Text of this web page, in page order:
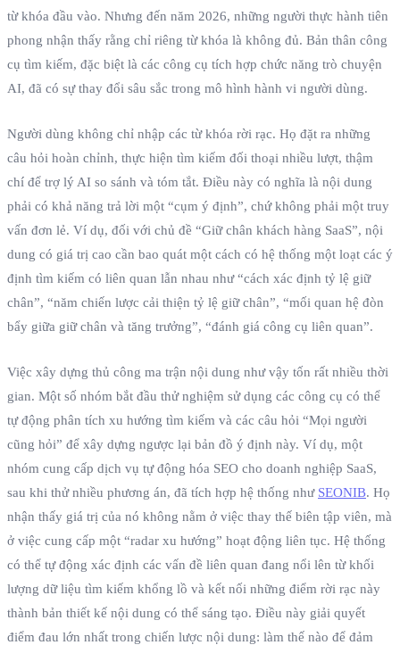
từ khóa đầu vào. Nhưng đến năm 2026, những người thực hành tiên
phong nhận thấy rằng chỉ riêng từ khóa là không đủ. Bản thân công
cụ tìm kiếm, đặc biệt là các công cụ tích hợp chức năng trò chuyện
AI, đã có sự thay đổi sâu sắc trong mô hình hành vi người dùng.
Người dùng không chỉ nhập các từ khóa rời rạc. Họ đặt ra những
câu hỏi hoàn chỉnh, thực hiện tìm kiếm đối thoại nhiều lượt, thậm
chí để trợ lý AI so sánh và tóm tắt. Điều này có nghĩa là nội dung
phải có khả năng trả lời một “cụm ý định”, chứ không phải một truy
vấn đơn lẻ. Ví dụ, đối với chủ đề “Giữ chân khách hàng SaaS”, nội
dung có giá trị cao cần bao quát một cách có hệ thống một loạt các ý
định tìm kiếm có liên quan lẫn nhau như “cách xác định tỷ lệ giữ
chân”, “năm chiến lược cải thiện tỷ lệ giữ chân”, “mối quan hệ đòn
bẩy giữa giữ chân và tăng trưởng”, “đánh giá công cụ liên quan”.
Việc xây dựng thủ công ma trận nội dung như vậy tốn rất nhiều thời
gian. Một số nhóm bắt đầu thử nghiệm sử dụng các công cụ có thể
tự động phân tích xu hướng tìm kiếm và các câu hỏi “Mọi người
cũng hỏi” để xây dựng ngược lại bản đồ ý định này. Ví dụ, một
nhóm cung cấp dịch vụ tự động hóa SEO cho doanh nghiệp SaaS,
sau khi thử nhiều phương án, đã tích hợp hệ thống như SEONIB. Họ
nhận thấy giá trị của nó không nằm ở việc thay thế biên tập viên, mà
ở việc cung cấp một “radar xu hướng” hoạt động liên tục. Hệ thống
có thể tự động xác định các vấn đề liên quan đang nổi lên từ khối
lượng dữ liệu tìm kiếm khổng lồ và kết nối những điểm rời rạc này
thành bản thiết kế nội dung có thể sáng tạo. Điều này giải quyết
điểm đau lớn nhất trong chiến lược nội dung: làm thế nào để đảm